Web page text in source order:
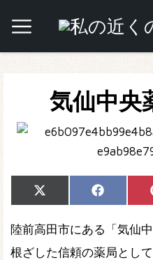
気仙中央
Share
on
X
(Twitter)
Share
on
陸前高田市にある「気仙
根ざした信頼の薬局とし